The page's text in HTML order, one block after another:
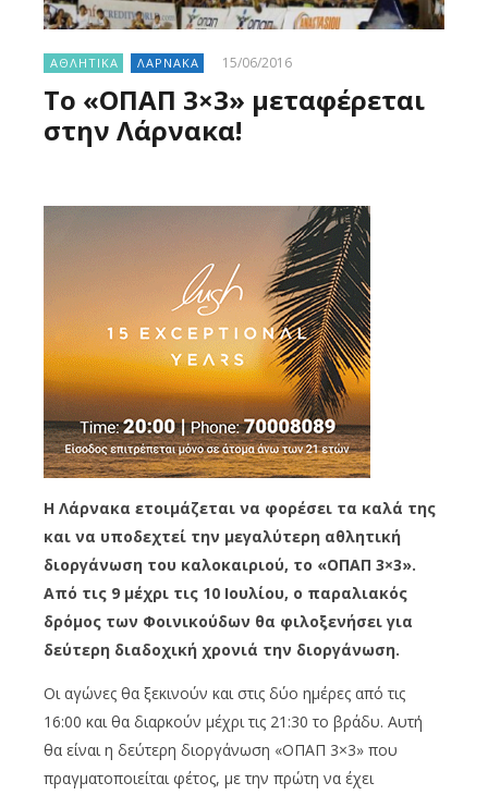
ΑΘΛΗΤΙΚΑ ΛΑΡΝΑΚΑ 15/06/2016
Το «ΟΠΑΠ 3×3» μεταφέρεται
στην Λάρνακα!
Η Λάρνακα ετοιμάζεται να φορέσει τα καλά της
και να υποδεχτεί την μεγαλύτερη αθλητική
διοργάνωση του καλοκαιριού, το «ΟΠΑΠ 3×3».
Από τις 9 μέχρι τις 10 Ιουλίου, ο παραλιακός
δρόμος των Φοινικούδων θα φιλοξενήσει για
δεύτερη διαδοχική χρονιά την διοργάνωση.
Οι αγώνες θα ξεκινούν και στις δύο ημέρες από τις
16:00 και θα διαρκούν μέχρι τις 21:30 το βράδυ. Αυτή
θα είναι η δεύτερη διοργάνωση «ΟΠΑΠ 3×3» που
πραγματοποιείται φέτος, με την πρώτη να έχει